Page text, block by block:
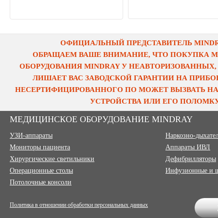
ОФИЦИАЛЬНЫЙ ПРЕДСТАВИТЕЛЬ
ОБРАЩАЕМ ВАШЕ ВНИМАНИЕ, ЧТО ПОКУПКА
ОБОРУДОВАНИЯ MINDRAY У
ЛИШАЕТ ВАС ЗАВОДСКОЙ ГАРАНТИИ НА
НЕСЕРТИФИЦИРОВАННОГО ПО МОЖЕТ ВЫЗВАТЬ
УСТРОЙСТВА ИЛИ ЕГО
МЕДИЦИНСКОЕ ОБОРУДОВАНИЕ MINDRAY
УЗИ-аппараты
Мониторы пациента
Хирургические светильники
Операционные столы
Потолочные консоли
Наркозно-
Аппараты ИВЛ
Дефибрилляторы
Инфузионные и
Политика в отношении обработки персональных данных